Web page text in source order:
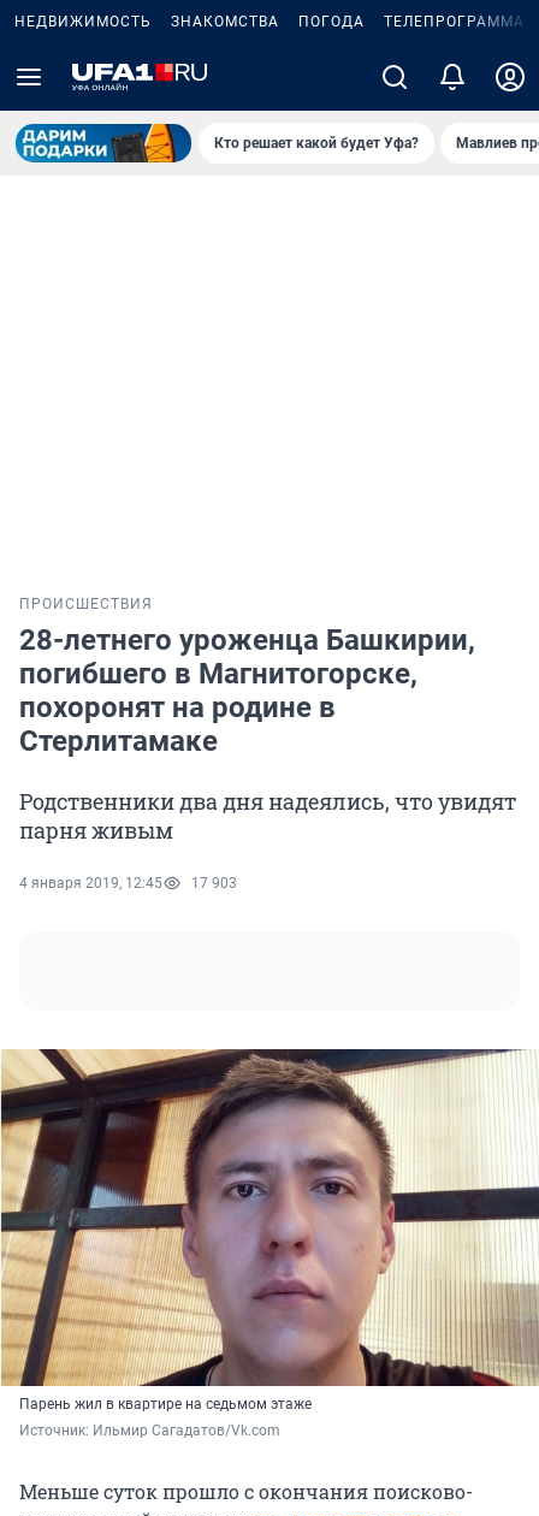
НЕДВИЖИМОСТЬ ЗНАКОМСТВА ПОГОДА ТЕЛЕПРОГРАММА
Кто решает какой будет Уфа? Мавлиев
ПРОИСШЕСТВИЯ
28-летнего уроженца Башкирии,
погибшего в Магнитогорске,
похоронят на родине в
Стерлитамаке
Родственники два дня надеялись, что увидят
парня живым
4 января 2019, 12:45 17 903
Парень жил в квартире на седьмом этаже
Источник: Ильмир Сагадатов/Vk.com
Меньше суток прошло с окончания поисково-